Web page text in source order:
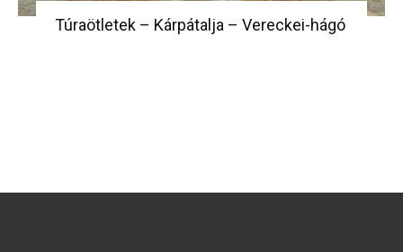
Túraötletek – Kárpátalja – Vereckei-hágó